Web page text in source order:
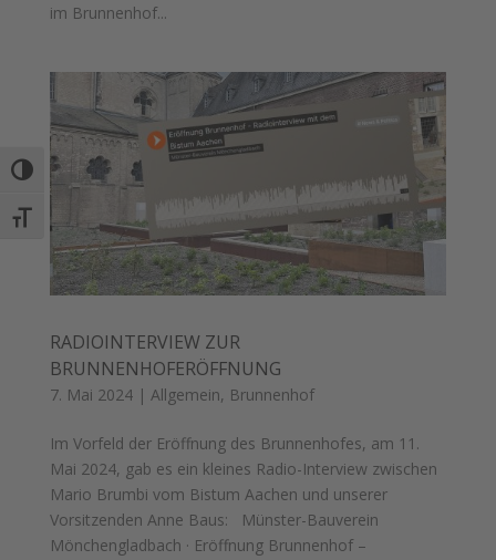
Umschalten auf hohe Kontraste
Schrift vergrößern
im Brunnenhof...
RADIOINTERVIEW ZUR
BRUNNENHOFERÖFFNUNG
7. Mai 2024| Allgemein, Brunnenhof
Im Vorfeld der Eröffnung des Brunnenhofes, am 11.
Mai 2024, gab es ein kleines Radio-Interview zwischen
Mario Brumbi vom Bistum Aachen und unserer
Vorsitzenden Anne Baus: Münster-Bauverein
Mönchengladbach · Eröffnung Brunnenhof –